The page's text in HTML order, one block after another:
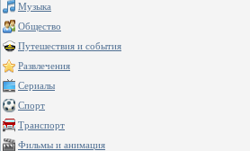
Музыка
Общество
Путешествия и события
Развлечения
Сериалы
Спорт
Транспорт
Фильмы и анимация